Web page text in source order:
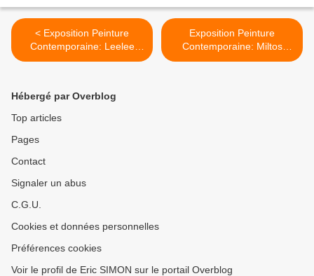
< Exposition Peinture
Contemporaine: Leelee
KIMMEL« Nuwar »
Exposition Peinture
Contemporaine: Miltos
MANETAS «1998» >
Hébergé par Overblog
Top articles
Pages
Contact
Signaler un abus
C.G.U.
Cookies et données personnelles
Préférences cookies
Voir le profil de Eric SIMON sur le portail Overblog